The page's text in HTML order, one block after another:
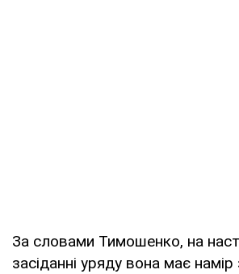
За словами Тимошенко, на
засіданні уряду вона має намір